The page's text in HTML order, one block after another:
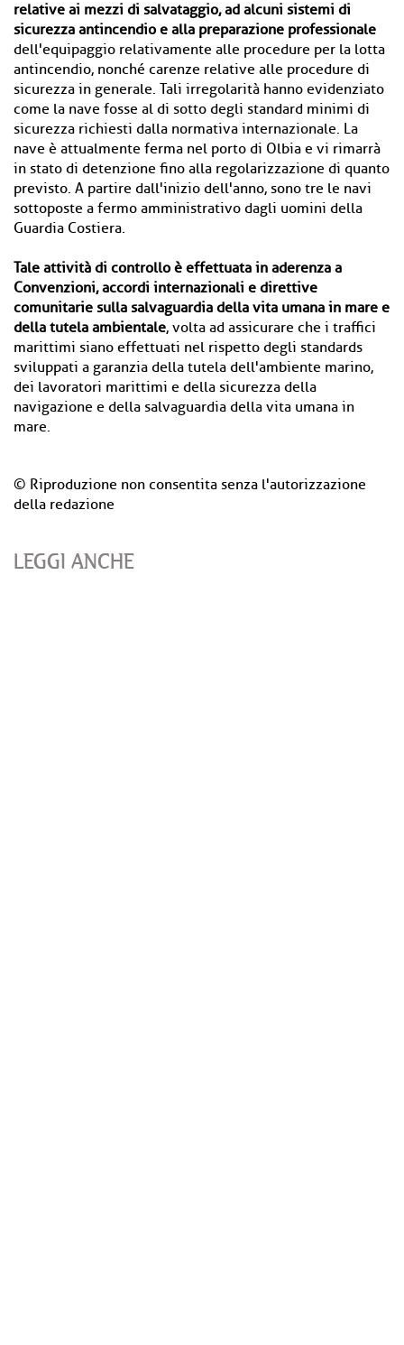
relative ai mezzi di salvataggio, ad alcuni sistemi di
sicurezza antincendio e alla preparazione professionale
dell'equipaggio relativamente alle procedure per la lotta
antincendio, nonché carenze relative alle procedure di
sicurezza in generale. Tali irregolarità hanno evidenziato
come la nave fosse al di sotto degli standard minimi di
sicurezza richiesti dalla normativa internazionale. La
nave è attualmente ferma nel porto di Olbia e vi rimarrà
in stato di detenzione fino alla regolarizzazione di quanto
previsto. A partire dall'inizio dell'anno, sono tre le navi
sottoposte a fermo amministrativo dagli uomini della
Guardia Costiera.
Tale attività di controllo è effettuata in aderenza a
Convenzioni, accordi internazionali e direttive
comunitarie sulla salvaguardia della vita umana in mare e
della tutela ambientale, volta ad assicurare che i traffici
marittimi siano effettuati nel rispetto degli standards
sviluppati a garanzia della tutela dell'ambiente marino,
dei lavoratori marittimi e della sicurezza della
navigazione e della salvaguardia della vita umana in
mare.
© Riproduzione non consentita senza l'autorizzazione
della redazione
LEGGI ANCHE